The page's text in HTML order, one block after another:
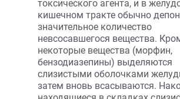
токсического агента, и в
кишечном тракте обычно
значительное количество
невсосавшегося вещества.
некоторые вещества (морфин,
бензодиазепины) выделяются
слизистыми оболочками
затем вновь всасываются.